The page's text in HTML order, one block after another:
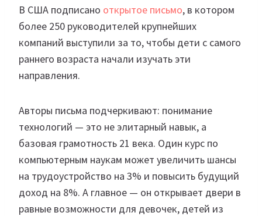
В США подписано открытое письмо, в котором
более 250 руководителей крупнейших
компаний выступили за то, чтобы дети с самого
раннего возраста начали изучать эти
направления.
Авторы письма подчеркивают: понимание
технологий — это не элитарный навык, а
базовая грамотность 21 века. Один курс по
компьютерным наукам может увеличить шансы
на трудоустройство на 3% и повысить будущий
доход на 8%. А главное — он открывает двери в
равные возможности для девочек, детей из